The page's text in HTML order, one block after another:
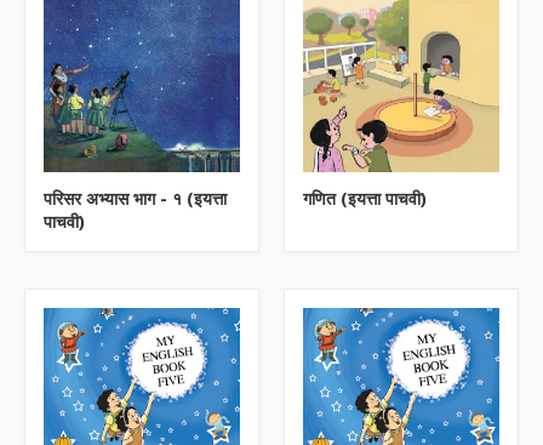
परिसर अभ्यास भाग - १ (इयत्ता
पाचवी)
गणित (इयत्ता पाचवी)